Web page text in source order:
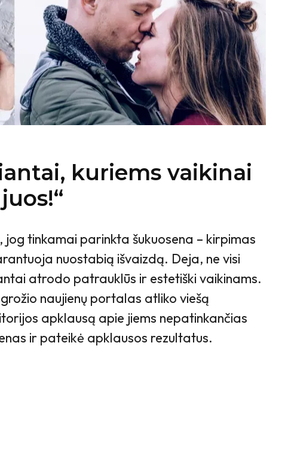
kuriems vaikinai
tinkamai parinkta šukuosena – kirpimas
nuostabią išvaizdą. Deja, ne visi
atrodo patrauklūs ir estetiški vaikinams.
naujienų portalas atliko viešą
apklausą apie jiems nepatinkančias
ir pateikė apklausos rezultatus.